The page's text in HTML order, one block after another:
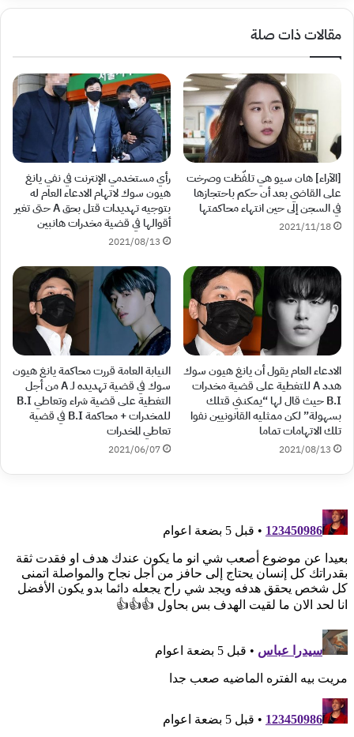
مقالات ذات صلة
[الآراء] هان سيو هي تلفّظت وصرخت
على القاضي بعد أن حكم باحتجازها
في السجن إلى حين انتهاء محاكمتها
2021/11/18
رأي مستخدمي الإنترنت في نفي يانغ
هيون سوك لاتهام الادعاء العام له
بتوجيه تهديدات قتل بحق A حتى تغير
أقوالها في قضية مخدرات هانبين
2021/08/13
الادعاء العام يقول أن يانغ هيون سوك
هدد A للتغطية على قضية مخدرات
B.I حيث قال لها “يمكنني قتلك
بسهولة” لكن ممثليه القانونيين نفوا
تلك الاتهامات تماما
2021/08/13
النيابة العامة قررت محاكمة يانغ هيون
سوك في قضية تهديده لـ A من أجل
التغطية على قضية شراء وتعاطي B.I
للمخدرات + محاكمة B.I في قضية
تعاطي المخدرات
2021/06/07